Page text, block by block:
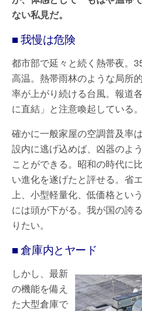
ない私見だ。
■ 我慢は危険
都市部で延々と続く熱帯夜。
高温。熱帯雨林のような局所
率が上がり続ける台風。報道
に直結」と注意喚起している。
確かに一般家屋の空調普及率
設内に逃げ込めば、凶器のよ
ことができる。昭和の時代に
い進化を遂げたと評せる。省
上、小型軽量化、低価格とい
には頭が下がる。我が国の誇
りたい。
■ 倉庫内とヤード
しかし、最新
の機能を備え
た大型倉庫で